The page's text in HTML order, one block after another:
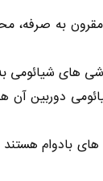
‌به ‌صرفه،
های
دوربین آن ها
بادوام